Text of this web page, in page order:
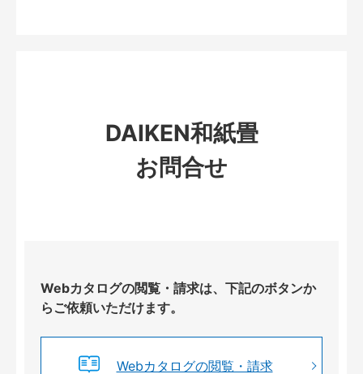
DAIKEN和紙畳
お問合せ
Webカタログの閲覧・請求は、下記のボタンか
らご依頼いただけます。
Webカタログの閲覧・請求